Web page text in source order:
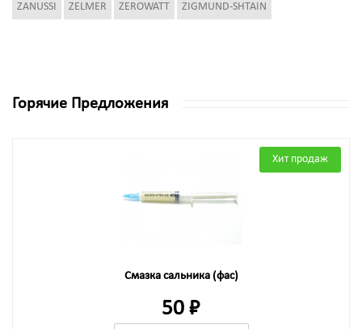
ZANUSSI ZELMER ZEROWATT ZIGMUND-SHTAIN
Горячие Предложения
Хит продаж
Смазка сальника (фас)
50 ₽